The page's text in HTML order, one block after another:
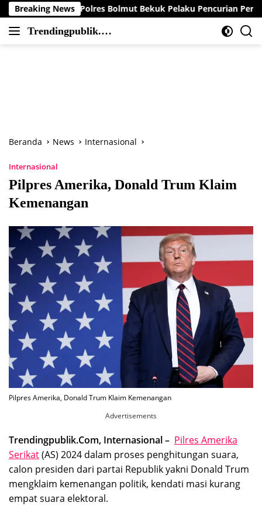
Langsung
ke
konten
Breaking News
Polres Bolmut Bekuk Pelaku Pencurian Perahu di
Trendingpublik.co
Berita
Beranda News Internasional
Internasional
Pilpres Amerika, Donald Trum Klaim
Kemenangan
Pilpres Amerika, Donald Trum Klaim Kemenangan
Advertisements
Trendingpublik.Com, Internasional – Pilres Amerika
Serikat(AS) 2024 dalam proses penghitungan suara,
calon presiden dari partai Republik yakni Donald Trum
mengklaim kemenangan politik, kendati masi kurang
empat suara elektoral.